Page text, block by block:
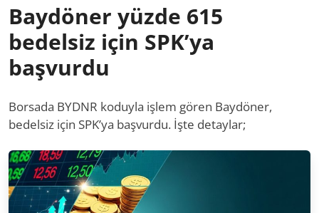
Baydöner yüzde 615
bedelsiz için SPK’ya
başvurdu
Borsada BYDNR koduyla işlem gören Baydöner,
bedelsiz için SPK’ya başvurdu. İşte detaylar;